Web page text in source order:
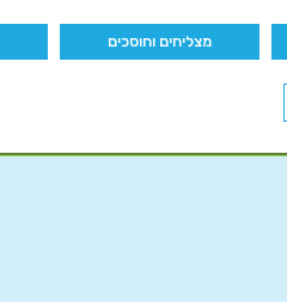
מצליחים וחוסכים